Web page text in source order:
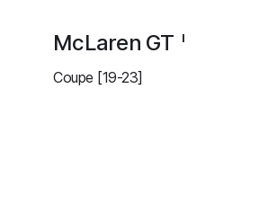
McLaren GT I
Coupe [19-23]